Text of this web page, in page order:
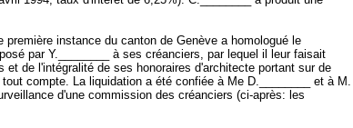
première instance du canton de Genève a homologué le
par Y.________ à ses créanciers, par lequel il leur faisait
et de l'intégralité de ses honoraires d'architecte portant sur de
compte. La liquidation a été confiée à Me D.________ et à M.
d'une commission des créanciers (ci-après: les